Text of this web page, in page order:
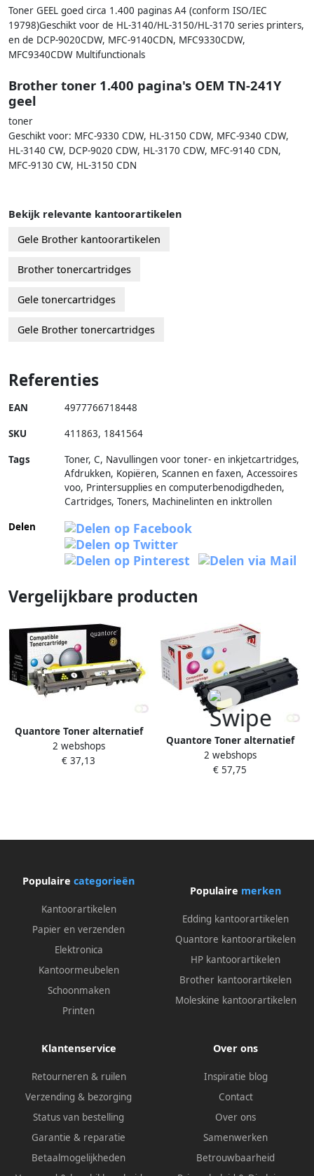
Toner GEEL goed circa 1.400 paginas A4 (conform ISO/IEC
19798)Geschikt voor de HL-3140/HL-3150/HL-3170 series printers,
en de DCP-9020CDW, MFC-9140CDN, MFC9330CDW,
MFC9340CDW Multifunctionals
Brother toner 1.400 pagina's OEM TN-241Y
geel
toner
Geschikt voor: MFC-9330 CDW, HL-3150 CDW, MFC-9340 CDW,
HL-3140 CW, DCP-9020 CDW, HL-3170 CDW, MFC-9140 CDN,
MFC-9130 CW, HL-3150 CDN
Bekijk relevante kantoorartikelen
Gele Brother kantoorartikelen
Brother tonercartridges
Gele tonercartridges
Gele Brother tonercartridges
Referenties
EAN 4977766718448
SKU 411863, 1841564
Tags
Toner, C, Navullingen voor toner- en inkjetcartridges,
Afdrukken, Kopiëren, Scannen en faxen, Accessoires
voo, Printersupplies en computerbenodigdheden,
Cartridges, Toners, Machinelinten en inktrollen
Delen
Vergelijkbare producten
Quantore Toner alternatief
tbv Brother TN-245Y geel
2 webshops
€ 37,13
Quantore Toner alternatief
tbv Brother TN-421Y geel
2 webshops
€ 57,75
Populaire categorieën
Kantoorartikelen
Papier en verzenden
Elektronica
Kantoormeubelen
Schoonmaken
Printen
Populaire merken
Edding kantoorartikelen
Quantore kantoorartikelen
HP kantoorartikelen
Brother kantoorartikelen
Moleskine kantoorartikelen
Klantenservice
Retourneren & ruilen
Verzending & bezorging
Status van bestelling
Garantie & reparatie
Betaalmogelijkheden
Over ons
Inspiratie blog
Contact
Over ons
Samenwerken
Betrouwbaarheid